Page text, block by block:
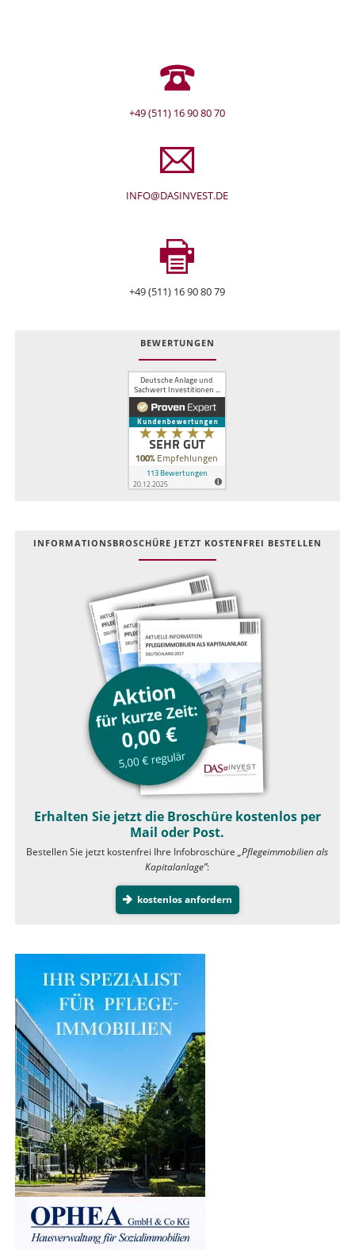
+49 (511) 16 90 80 70
INFO@DASINVEST.DE
+49 (511) 16 90 80 79
BEWERTUNGEN
INFOR­MATIONS­BROSCHÜRE JETZT KOSTEN­FREI BESTELLEN
Erhalten Sie jetzt die Broschüre kostenlos per
Mail oder Post.
Bestellen Sie jetzt kostenfrei Ihre Infobroschüre„Pflegeimmobilien als
Kapitalanlage”:
kostenlos anfordern